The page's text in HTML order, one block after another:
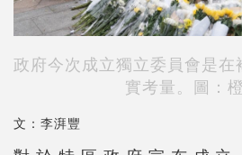
政府今次成立獨立委員會是在
實考量。圖：
文：李湃豐